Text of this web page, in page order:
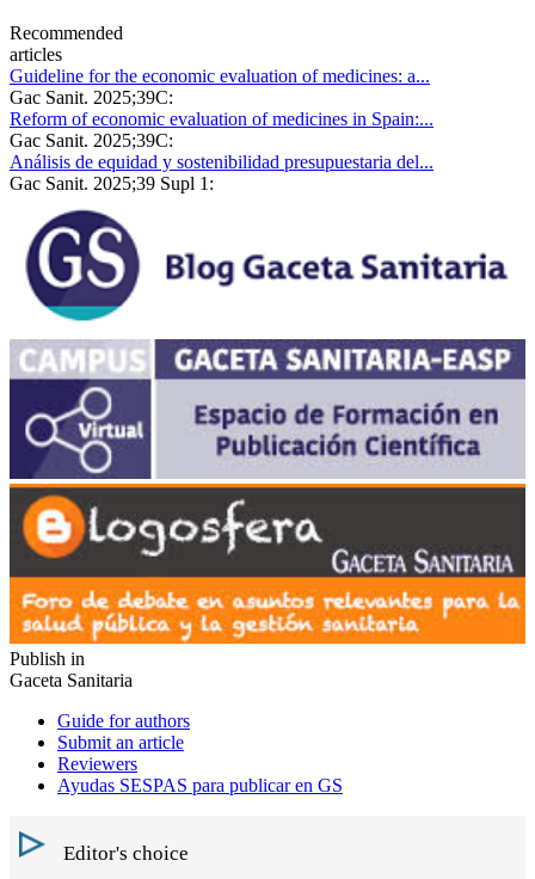
Recommended
articles
Guideline for the economic evaluation of medicines: a...
Gac Sanit. 2025;39C:
Reform of economic evaluation of medicines in Spain:...
Gac Sanit. 2025;39C:
Análisis de equidad y sostenibilidad presupuestaria del...
Gac Sanit. 2025;39 Supl 1:
Publish in
Gaceta Sanitaria
Guide for authors
Submit an article
Reviewers
Ayudas SESPAS para publicar en GS
Editor's choice